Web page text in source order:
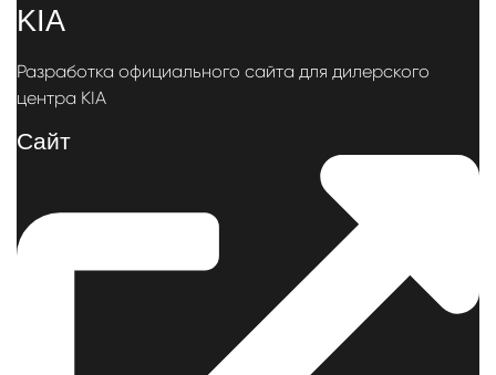
KIA
Разработка официального сайта для дилерского
центра KIA
Cайт